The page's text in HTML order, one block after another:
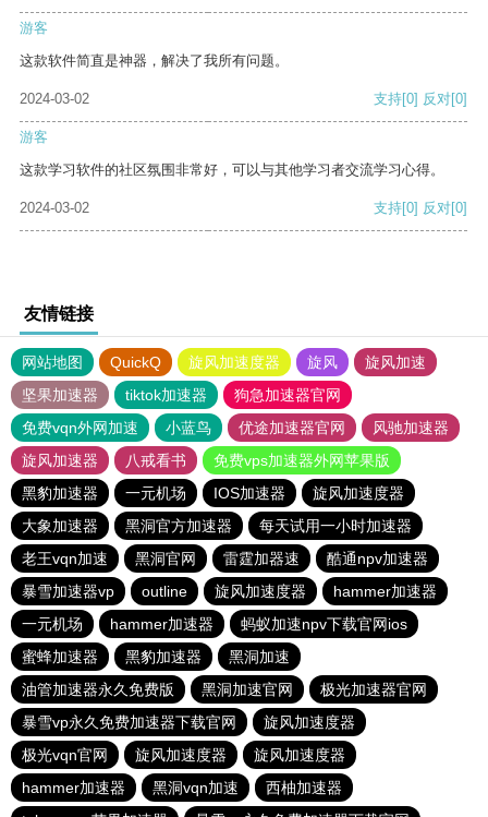
游客
这款软件简直是神器，解决了我所有问题。
2024-03-02 支持[0] 反对[0]
游客
这款学习软件的社区氛围非常好，可以与其他学习者交流学习心得。
2024-03-02 支持[0] 反对[0]
友情链接
网站地图 QuickQ 旋风加速度器 旋风
旋风加速
坚果加速器
tiktok加速器
狗急加速器官网
免费vqn外网加速
小蓝鸟 优途加速器官网
风驰加速器
旋风加速器
八戒看书
免费vps加速器外网苹果版
黑豹加速器
一元机场 IOS加速器
旋风加速度器
大象加速器
黑洞官方加速器
每天试用一小时加速器
老王vqn加速
黑洞官网 雷霆加器速
酷通npv加速器
暴雪加速器vp
outline 旋风加速度器
hammer加速器
一元机场
hammer加速器
蚂蚁加速npv下载官网ios
蜜蜂加速器
黑豹加速器
黑洞加速
油管加速器永久免费版
黑洞加速官网
极光加速器官网
暴雪vp永久免费加速器下载官网
旋风加速度器
极光vqn官网
旋风加速度器
旋风加速度器
hammer加速器
黑洞vqn加速
西柚加速器